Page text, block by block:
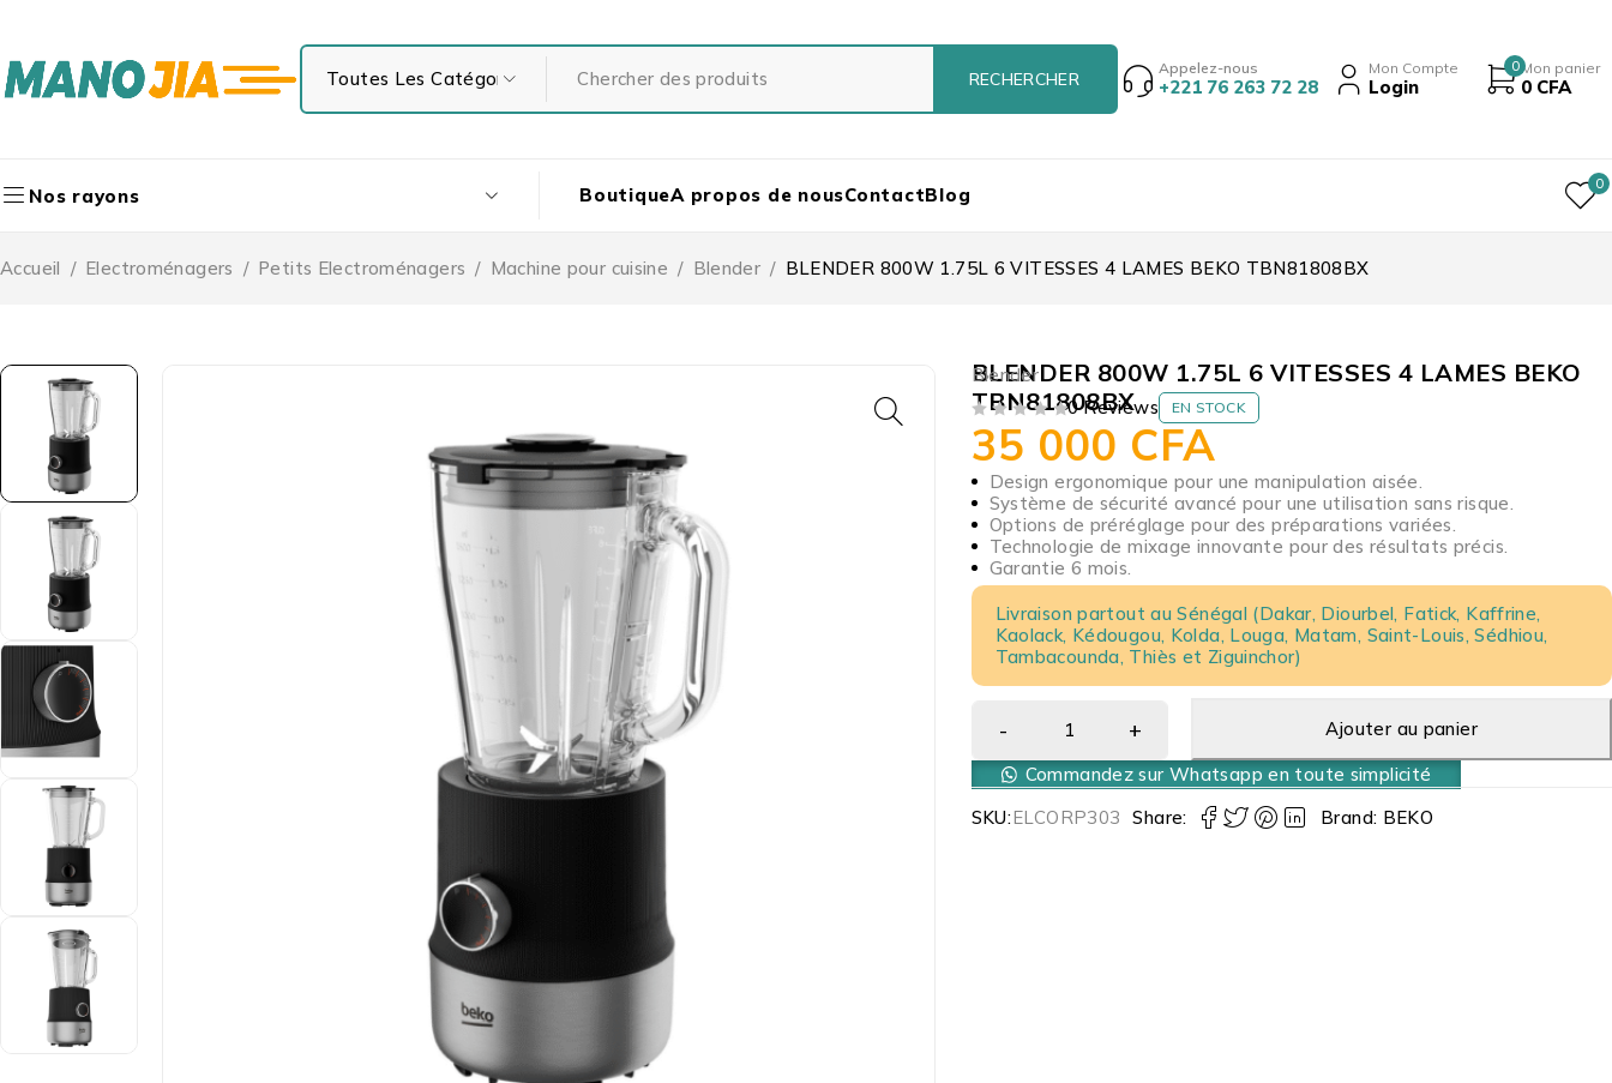
Appelez-nous
+221 76 263 72 28
Mon Compte
Login
0 Mon panier
0 CFA
Nos rayons BoutiqueA propos de nousContactBlog 0
Accueil / Electroménagers / Petits Electroménagers / Machine pour cuisine / Blender / BLENDER 800W 1.75L 6 VITESSES 4 LAMES BEKO TBN81808BX
Blender
BLENDER 800W 1.75L 6 VITESSES 4 LAMES BEKO
TBN81808BX
0 Reviews EN STOCK
35 000 CFA
Design ergonomique pour une manipulation aisée.
Système de sécurité avancé pour une utilisation sans risque.
Options de préréglage pour des préparations variées.
Technologie de mixage innovante pour des résultats précis.
Garantie 6 mois.
Livraison partout au Sénégal (Dakar, Diourbel, Fatick, Kaffrine,
Kaolack, Kédougou, Kolda, Louga, Matam, Saint-Louis, Sédhiou,
Tambacounda, Thiès et Ziguinchor)
Ajouter au panier
Commandez sur Whatsapp en toute simplicité
SKU:ELCORP303 Share: Brand: BEKO